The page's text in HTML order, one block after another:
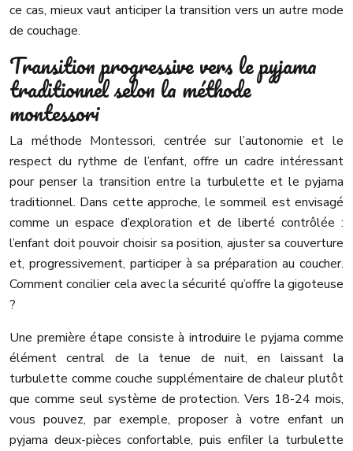
ce cas, mieux vaut anticiper la transition vers un autre mode
de couchage.
Transition progressive vers le pyjama
traditionnel selon la méthode
montessori
La méthode Montessori, centrée sur l’autonomie et le
respect du rythme de l’enfant, offre un cadre intéressant
pour penser la transition entre la turbulette et le pyjama
traditionnel. Dans cette approche, le sommeil est envisagé
comme un espace d’exploration et de liberté contrôlée :
l’enfant doit pouvoir choisir sa position, ajuster sa couverture
et, progressivement, participer à sa préparation au coucher.
Comment concilier cela avec la sécurité qu’offre la gigoteuse
?
Une première étape consiste à introduire le pyjama comme
élément central de la tenue de nuit, en laissant la
turbulette comme couche supplémentaire de chaleur plutôt
que comme seul système de protection. Vers 18-24 mois,
vous pouvez, par exemple, proposer à votre enfant un
pyjama deux-pièces confortable, puis enfiler la turbulette